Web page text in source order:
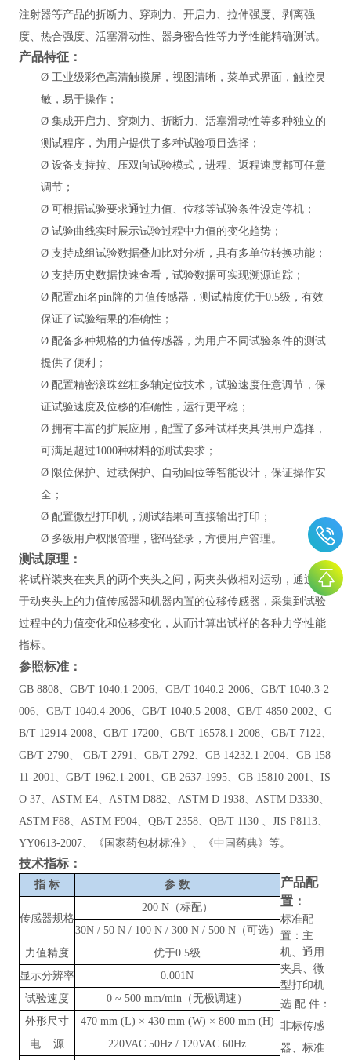
注射器等产品的折断力、穿刺力、开启力、拉伸强度、剥离强
度、热合强度、活塞滑动性、器身密合性等力学性能精确测试。
产品特征：
Ø 工业级彩色高清触摸屏，视图清晰，菜单式界面，触控灵
敏，易于操作；
Ø 集成开启力、穿刺力、折断力、活塞滑动性等多种独立的
测试程序，为用户提供了多种试验项目选择；
Ø 设备支持拉、压双向试验模式，进程、返程速度都可任意
调节；
Ø 可根据试验要求通过力值、位移等试验条件设定停机；
Ø 试验曲线实时展示试验过程中力值的变化趋势；
Ø 支持成组试验数据叠加比对分析，具有多单位转换功能；
Ø 支持历史数据快速查看，试验数据可实现溯源追踪；
Ø 配置zhi名pin牌的力值传感器，测试精度优于0.5级，有效
保证了试验结果的准确性；
Ø 配备多种规格的力值传感器，为用户不同试验条件的测试
提供了便利；
Ø 配置精密滚珠丝杠多轴定位技术，试验速度任意调节，保
证试验速度及位移的准确性，运行更平稳；
Ø 拥有丰富的扩展应用，配置了多种试样夹具供用户选择，
可满足超过1000种材料的测试要求；
Ø 限位保护、过载保护、自动回位等智能设计，保证操作安
全；
Ø 配置微型打印机，测试结果可直接输出打印；
Ø 多级用户权限管理，密码登录，方便用户管理。
测试原理：
将试样装夹在夹具的两个夹头之间，两夹头做相对运动，通过位
于动夹头上的力值传感器和机器内置的位移传感器，采集到试验
过程中的力值变化和位移变化，从而计算出试样的各种力学性能
指标。
参照标准：
GB 8808、GB/T 1040.1-2006、GB/T 1040.2-2006、GB/T 1040.3-2
006、GB/T 1040.4-2006、GB/T 1040.5-2008、GB/T 4850-2002、G
B/T 12914-2008、GB/T 17200、GB/T 16578.1-2008、GB/T 7122、
GB/T 2790、 GB/T 2791、GB/T 2792、GB 14232.1-2004、 GB 158
11-2001、 GB/T 1962.1-2001、 GB 2637-1995、 GB 15810-2001、 IS
O 37、ASTM E4、ASTM D882、ASTM D 1938、ASTM D3330、
ASTM F88、ASTM F904、QB/T 2358、QB/T 1130 、JIS P8113、
YY0613-2007、
《 国家药包材标准》 、 《中国药典》 等。
技术指标：
指 标 参 数
传感器规格
200 N（标配）
30N / 50 N / 100 N / 300 N / 500 N（可选）
力值精度
优于0.5级
显示分辨率
0.001N
试验速度
0 ~500 mm/min（无极调速）
外形尺寸
470 mm (L) × 430 mm (W) × 800 mm (H)
电
源
220VAC 50Hz / 120VAC 60Hz
产品配
置：
标准配
置：主
机、通用
夹具、微
型打印机
选 配 件：
非标传感
器、标准